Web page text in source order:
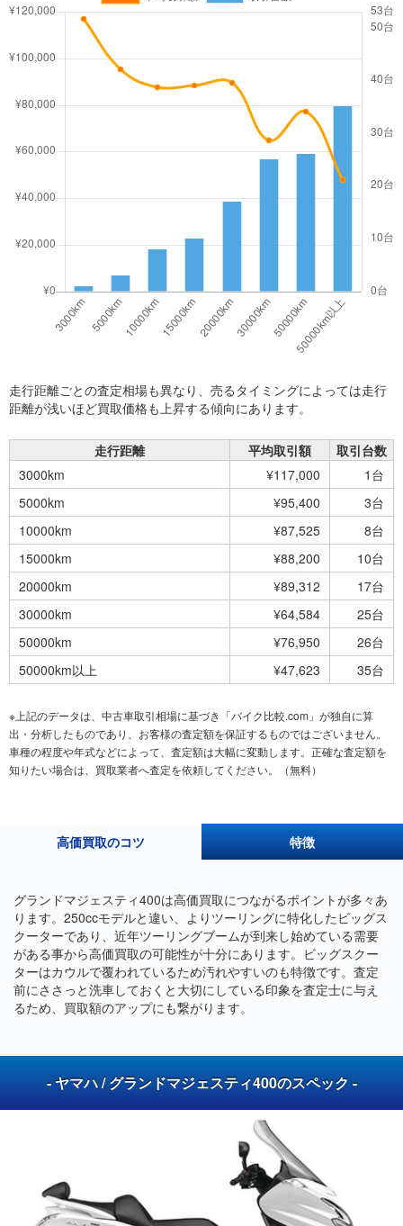
走行距離ごとの査定相場も異なり、売るタイミングによっては走行
距離が浅いほど買取価格も上昇する傾向にあります。
走行距離 平均取引額
取引台数
3000km
¥117,000
1台
5000km
¥95,400
3台
10000km
¥87,525
8台
15000km
¥88,200
10台
20000km
¥89,312
17台
30000km
¥64,584
25台
50000km
¥76,950
26台
50000km以上
¥47,623 35台
※上記のデータは、中古車取引相場に基づき「バイク比較.com」が独自に算
出・分析したものであり、お客様の査定額を保証するものではございません。
車種の程度や年式などによって、査定額は大幅に変動します。正確な査定額を
知りたい場合は、買取業者へ査定を依頼してください。（無料）
高価買取のコツ 特徴
グランドマジェスティ400は高価買取につながるポイントが多々あ
ります。250ccモデルと違い、よりツーリングに特化したビッグス
クーターであり、近年ツーリングブームが到来し始めている需要
がある事から高価買取の可能性が十分にあります。ビッグスクー
ターはカウルで覆われているため汚れやすいのも特徴です。査定
前にささっと洗車しておくと大切にしている印象を査定士に与え
るため、買取額のアップにも繋がります。
- ヤマハ / グランドマジェスティ400のスペック -